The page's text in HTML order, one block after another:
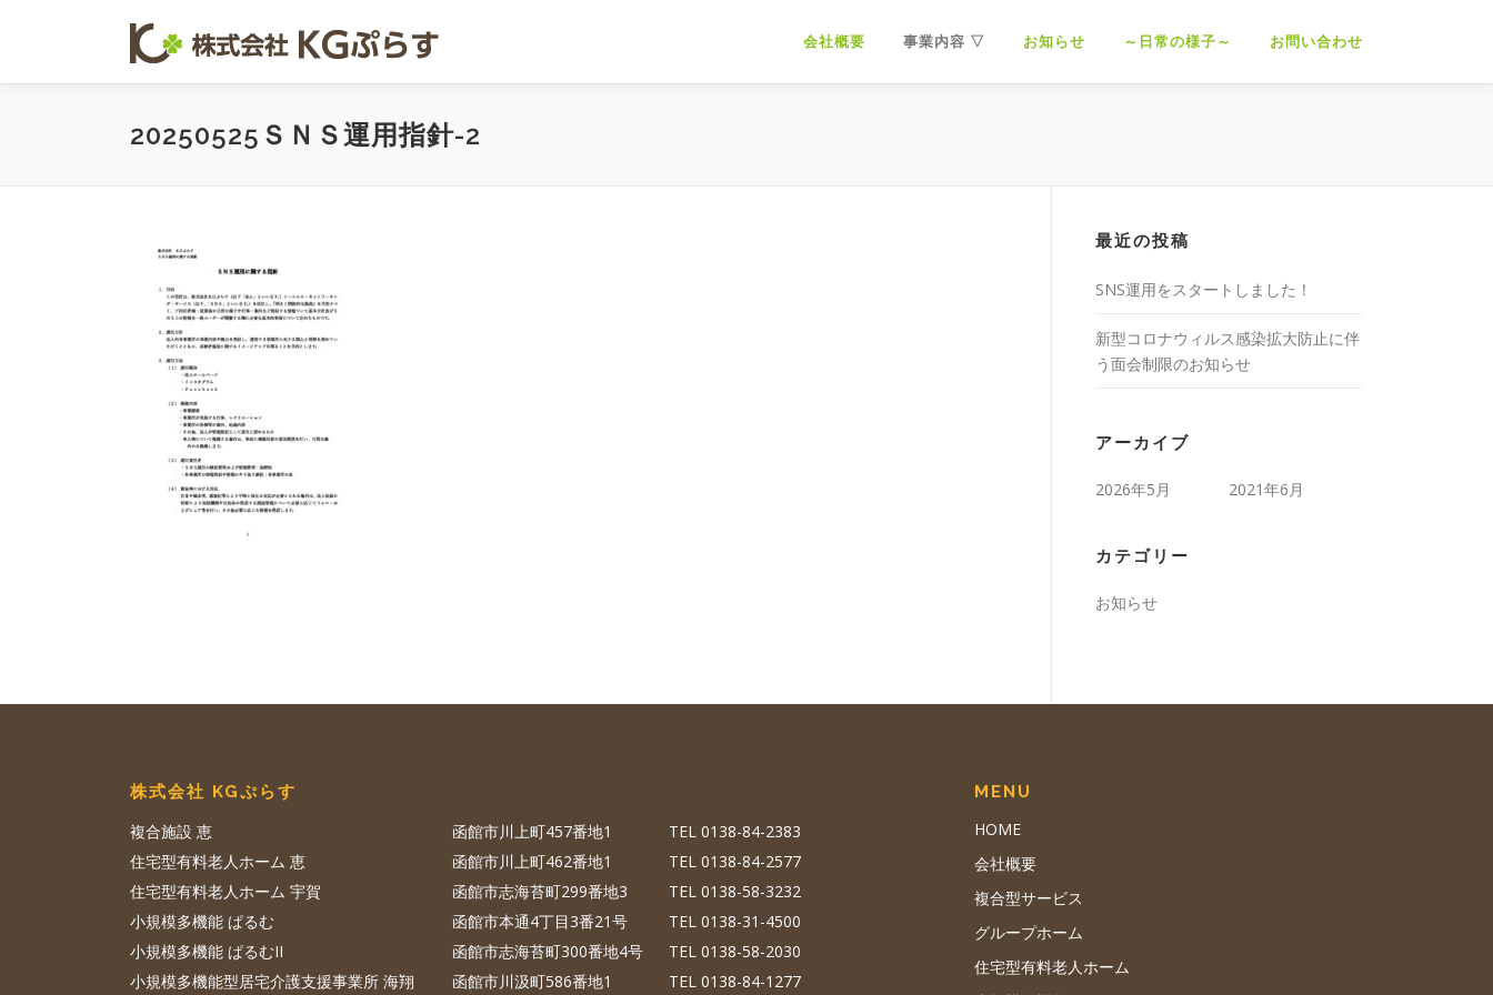
会社概要 事業内容 ▽ お知らせ ～日常の様子～ お問い合わせ
20250525ＳＮＳ運用指針-2
最近の投稿
SNS運用をスタートしました！
新型コロナウィルス感染拡大防止に伴
う面会制限のお知らせ
アーカイブ
2026年5月 2021年6月
カテゴリー
お知らせ
株式会社 KGぷらす
複合施設 恵 函館市川上町457番地1
TEL 0138-84-2383
住宅型有料老人ホーム 恵
函館市川上町462番地1
TEL 0138-84-2577
住宅型有料老人ホーム 宇賀
函館市志海苔町299番地3
TEL 0138-58-3232
小規模多機能 ぱるむ
函館市本通4丁目3番21号
TEL 0138-31-4500
小規模多機能 ぱるむII
函館市志海苔町300番地4号
TEL 0138-58-2030
小規模多機能型居宅介護支援事業所 海翔
函館市川汲町586番地1 TEL 0138-84-1277
MENU
HOME
会社概要
複合型サービス
グループホーム
住宅型有料老人ホーム